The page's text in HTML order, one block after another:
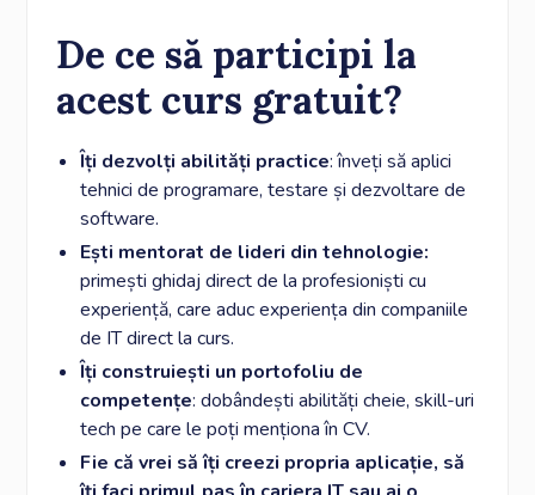
De ce să participi la
acest curs gratuit?
Îți dezvolți abilități practice: înveți să aplici
tehnici de programare, testare și dezvoltare de
software.
Ești mentorat de lideri din tehnologie:
primești ghidaj direct de la profesioniști cu
experiență, care aduc experiența din companiile
de IT direct la curs.
Îți construiești un portofoliu de
competențe: dobândești abilități cheie, skill-uri
tech pe care le poți menționa în CV.
Fie că vrei să îți creezi propria aplicație, să